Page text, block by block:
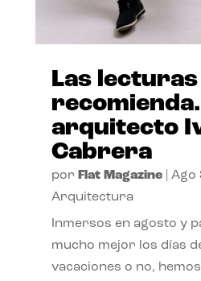
Las
arquitecto
Cabrera
por Flat Magazine| Ago
Arquitectura
Inmersos en agosto y
mucho mejor los días
vacaciones o no,